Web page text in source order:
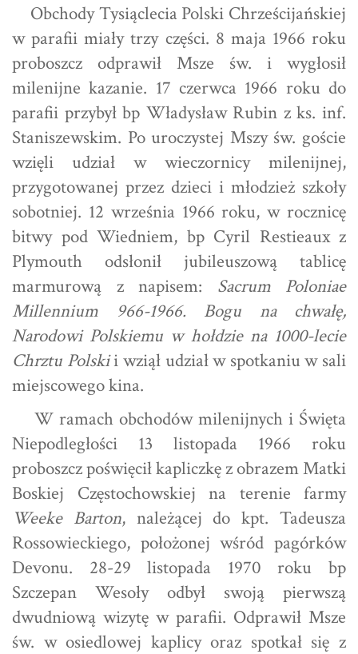
Obchody Tysiąclecia Polski Chrześcijańskiej
w parafii miały trzy części. 8 maja 1966 roku
proboszcz odprawił Msze św. i wygłosił
milenijne kazanie. 17 czerwca 1966 roku do
parafii przybył bp Władysław Rubin z ks. inf.
Staniszewskim. Po uroczystej Mszy św. goście
wzięli udział w wieczornicy milenijnej,
przygotowanej przez dzieci i młodzież szkoły
sobotniej. 12 września 1966 roku, w rocznicę
bitwy pod Wiedniem, bp Cyril Restieaux z
Plymouth odsłonił jubileuszową tablicę
marmurową z napisem: Sacrum Poloniae
Millennium 966-1966. Bogu na chwałę,
Narodowi Polskiemu w hołdzie na 1000-lecie
Chrztu Polskii wziął udział w spotkaniu w sali
miejscowego kina.
W ramach obchodów milenijnych i Święta
Niepodległości 13 listopada 1966 roku
proboszcz poświęcił kapliczkę z obrazem Matki
Boskiej Częstochowskiej na terenie farmy
Weeke Barton, należącej do kpt. Tadeusza
Rossowieckiego, położonej wśród pagórków
Devonu. 28-29 listopada 1970 roku bp
Szczepan Wesoły odbył swoją pierwszą
dwudniową wizytę w parafii. Odprawił Msze
św. w osiedlowej kaplicy oraz spotkał się z